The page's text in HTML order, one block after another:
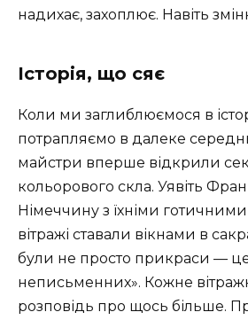
надихає, захоплює. Навіть
Історія, що сяє
Коли ми заглиблюємося в
потрапляємо в далеке
майстри вперше відкрили
кольорового скла. Уявіть
Німеччину з їхніми
вітражі ставали вікнами в
були не просто прикраси — це
неписьменних». Кожне
розповідь про щось більше.